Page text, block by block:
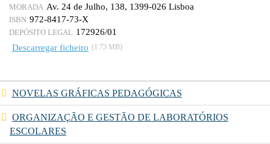
MORADA Av. 24 de Julho, 138, 1399-026 Lisboa
ISBN 972-8417-73-X
DEPÓSITO LEGAL 172926/01
Descarregar ficheiro (1.73 MB)
NOVELAS GRÁFICAS PEDAGÓGICAS
ORGANIZAÇÃO E GESTÃO DE LABORATÓRIOS
ESCOLARES